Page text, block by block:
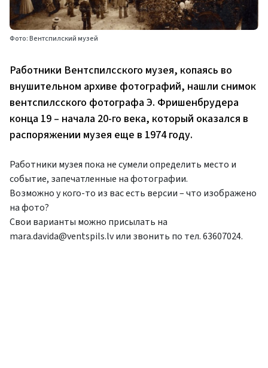
Фото: Вентспилский музей
Работники Вентспилсского музея, копаясь во
внушительном архиве фотографий, нашли снимок
вентспилсского фотографа Э. Фришенбрудера
конца 19 – начала 20-го века, который оказался в
распоряжении музея еще в 1974 году.
Работники музея пока не сумели определить место и
событие, запечатленные на фотографии.
Возможно у кого-то из вас есть версии – что изображено
на фото?
Свои варианты можно присылать на
mara.davida@ventspils.lvили звонить по тел. 63607024.